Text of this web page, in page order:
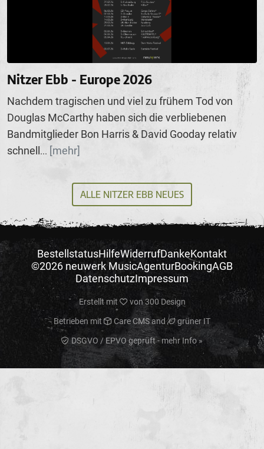
Nitzer Ebb - Europe 2026
Nachdem tragischen und viel zu frühem Tod von
Douglas McCarthy haben sich die verbliebenen
Bandmitglieder Bon Harris & David Gooday relativ
schnell ... [mehr]
ALLE NITZER EBB NEUES
BestellstatusHilfeWiderrufDankeKontakt
©2026 neuwerk MusicAgenturBookingAGB
DatenschutzImpressum
Erstellt mit von300 Design
Betrieben mit Care CMSand grüner IT
DSGVO / EPVO geprüft - mehr Info »